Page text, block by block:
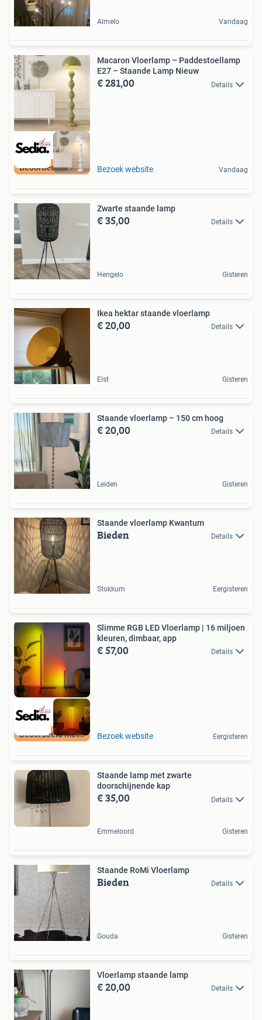
Almelo Vandaag
Beoordeeld met 9+
Macaron Vloerlamp – Paddestoellamp
E27 – Staande Lamp Nieuw
€ 281,00 Details
Bezoek website Vandaag
Zwarte staande lamp
€ 35,00 Details
Hengelo Gisteren
Ikea hektar staande vloerlamp
€ 20,00 Details
Elst Gisteren
Staande vloerlamp – 150 cm hoog
€ 20,00 Details
Leiden Gisteren
Staande vloerlamp Kwantum
Bieden Details
Stokkum Eergisteren
Beoordeeld met 9+
Slimme RGB LED Vloerlamp | 16 miljoen
kleuren, dimbaar, app
€ 57,00 Details
Bezoek website Eergisteren
Staande lamp met zwarte
doorschijnende kap
€ 35,00 Details
Emmeloord Gisteren
Staande RoMi Vloerlamp
Bieden Details
Gouda Gisteren
Vloerlamp staande lamp
€ 20,00 Details